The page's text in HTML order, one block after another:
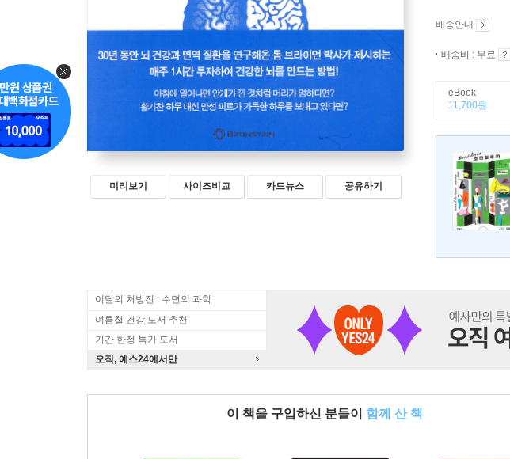
미리보기 사이즈비교 카드뉴스 공유하기
배송안내
배송비 : 무료
eBook
11,700원
이달의 처방전 : 수면의 과학
여름철 건강 도서 추천
기간 한정 특가 도서
오직, 예스24에서만
이 책을 구입하신 분들이 함께 산 책